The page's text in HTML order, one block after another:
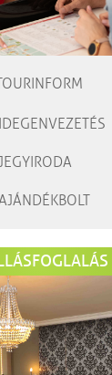
IDEGENVEZETÉS